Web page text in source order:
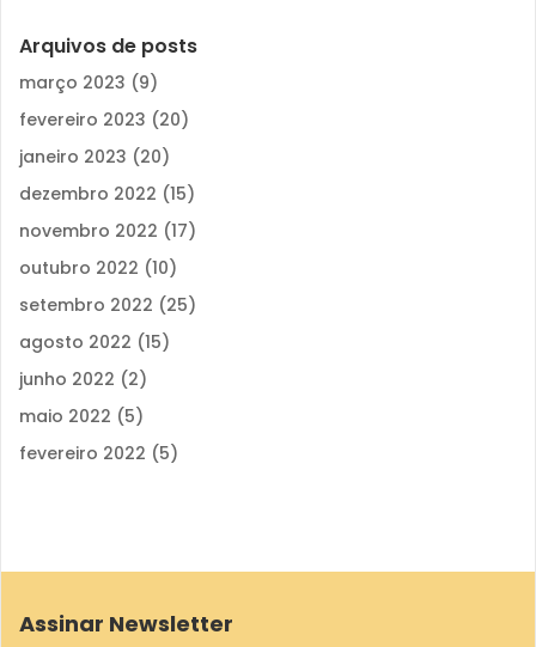
Arquivos de posts
março 2023 (9)
fevereiro 2023 (20)
janeiro 2023 (20)
dezembro 2022 (15)
novembro 2022 (17)
outubro 2022 (10)
setembro 2022 (25)
agosto 2022 (15)
junho 2022 (2)
maio 2022 (5)
fevereiro 2022 (5)
Assinar Newsletter